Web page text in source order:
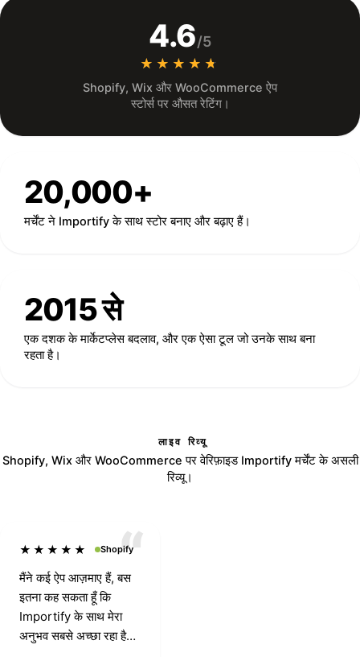
4.6/5
★★★★★
★★★★★
Shopify, Wix और WooCommerce ऐप
स्टोर्स पर औसत रेटिंग।
20,000+
मर्चेंट ने Importify के साथ स्टोर बनाए और बढ़ाए हैं।
2015 से
एक दशक के मार्केटप्लेस बदलाव, और एक ऐसा टूल जो उनके साथ बना
रहता है।
लाइव रिव्यू
Shopify, Wix और WooCommerce पर वेरिफ़ाइड Importify मर्चेंट के असली
रिव्यू।
★★★★★ Shopify
मैंने कई ऐप आज़माए हैं, बस
इतना कह सकता हूँ कि
Importify के साथ मेरा
अनुभव सबसे अच्छा रहा है।